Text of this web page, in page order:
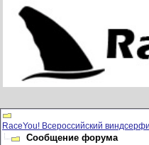
RaceYou! Всероссийский
Сообщение форума